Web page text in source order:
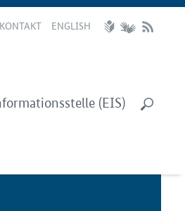
KONTAKT ENGLISH
(EIS)